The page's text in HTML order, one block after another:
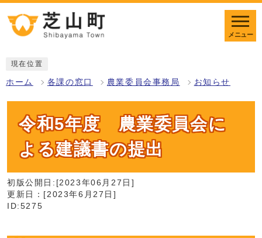
メニュー
現在位置
ホーム 各課の窓口 農業委員会事務局 お知らせ
令和5年度 農業委員会に
よる建議書の提出
初版公開日:[2023年06月27日]
更新日：[2023年6月27日]
ID:5275